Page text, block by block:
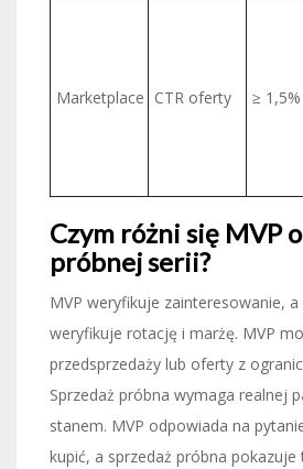
Marketplace CTR oferty ≥ 1,5%
Czym różni się MVP
próbnej serii?
MVP weryfikuje zainteresowanie,
weryfikuje rotację i marżę. MVP
przedsprzedaży lub oferty z
Sprzedaż próbna wymaga realnej
stanem. MVP odpowiada na
kupić, a sprzedaż próbna